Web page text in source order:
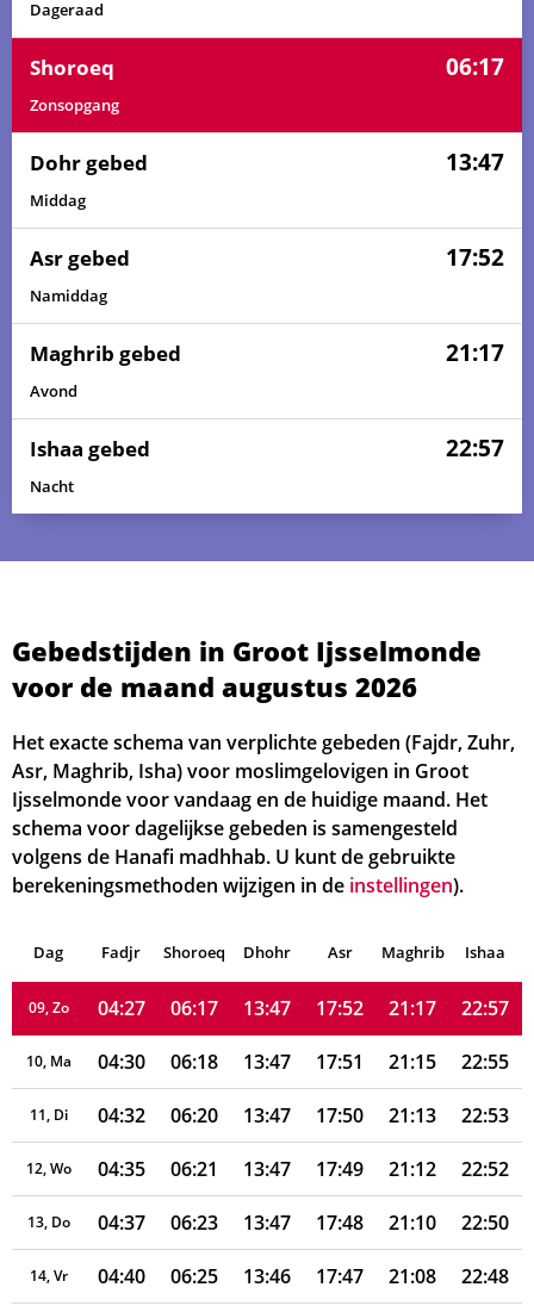
Dageraad
Shoroeq 06:17
Zonsopgang
Dohr gebed 13:47
Middag
Asr gebed 17:52
Namiddag
Maghrib gebed 21:17
Avond
Ishaa gebed 22:57
Nacht
Gebedstijden in Groot Ijsselmonde
voor de maand augustus 2026
Het exacte schema van verplichte gebeden (Fajdr, Zuhr,
Asr, Maghrib, Isha) voor moslimgelovigen in Groot
Ijsselmonde voor vandaag en de huidige maand. Het
schema voor dagelijkse gebeden is samengesteld
volgens de Hanafi madhhab. U kunt de gebruikte
berekeningsmethoden wijzigen in de instellingen).
Dag Fadjr Shoroeq Dhohr Asr Maghrib Ishaa
03, Ma 04:12 06:07 13:48 17:57 21:28
04, Di 04:14 06:09 13:48 17:56 21:26 23:06
05, Wo 04:17 06:10 13:48 17:55 21:25 23:05
06, Do 04:20 06:12 13:48 17:54 21:23
04:22 06:13 13:48 17:54 21:21 23:01
08, Za 04:25 06:15 13:47 17:53 21:19 22:59
09, Zo 04:27 06:17 13:47 17:52 21:17 22:57
10, Ma 04:30 06:18 13:47 17:51 21:15 22:55
11, Di 04:32 06:20 13:47 17:50 21:13 22:53
12, Wo 04:35 06:21 13:47 17:49 21:12 22:52
13, Do 04:37 06:23 13:47 17:48 21:10 22:50
14, Vr 04:40 06:25 13:46 17:47 21:08 22:48